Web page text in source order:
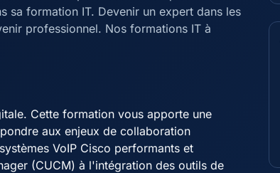
sa formation IT. Devenir un expert dans les
professionnel. Nos formations IT à
Cette formation vous apporte une
aux enjeux de collaboration
VoIP Cisco performants et
(CUCM) à l'intégration des outils de